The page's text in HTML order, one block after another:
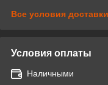
Все условия доставки
Условия оплаты
Наличными